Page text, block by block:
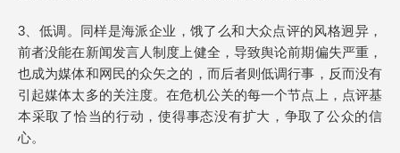
3、低调。同样是海派企业，饿了么和大众点评的风格迥异，
前者没能在新闻发言人制度上健全，导致舆论前期偏失严重，
也成为媒体和网民的众矢之的，而后者则低调行事，反而没有
引起媒体太多的关注度。在危机公关的每一个节点上，点评基
本采取了恰当的行动，使得事态没有扩大，争取了公众的信
心。